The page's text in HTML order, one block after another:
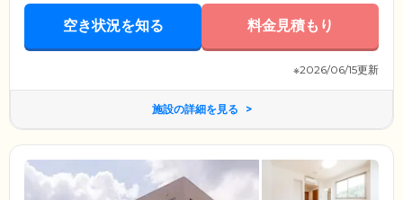
空き状況を知る 料金見積もり
※2026/06/15更新
施設の詳細を見る